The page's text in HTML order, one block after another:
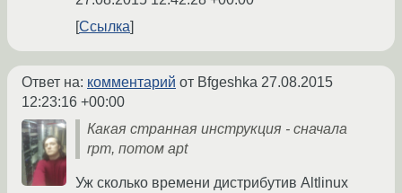
Ссылка
Ответ на: комментарий от Bfgeshka 27.08.2015
12:23:16 +00:00
Какая странная инструкция - сначала
rpm, потом apt
Уж сколько времени дистрибутив Altlinux